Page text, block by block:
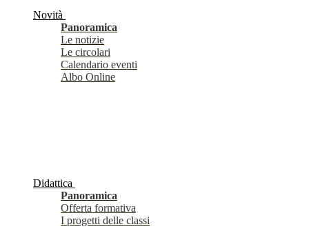
Novità
Panoramica
Le notizie
Le circolari
Calendario eventi
Albo Online
Didattica
Panoramica
Offerta formativa
I progetti delle classi